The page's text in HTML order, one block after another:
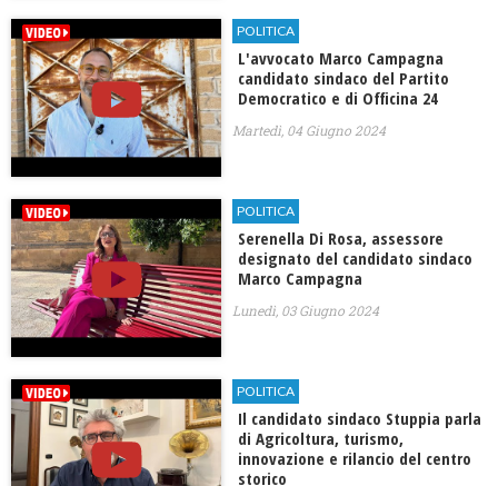
POLITICA
L'avvocato Marco Campagna
candidato sindaco del Partito
Democratico e di Officina 24
Martedì, 04 Giugno 2024
POLITICA
Serenella Di Rosa, assessore
designato del candidato sindaco
Marco Campagna
Lunedì, 03 Giugno 2024
POLITICA
Il candidato sindaco Stuppia parla
di Agricoltura, turismo,
innovazione e rilancio del centro
storico